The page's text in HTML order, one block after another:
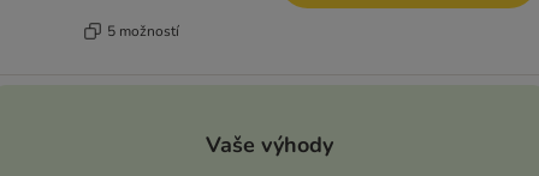
5 možností
Vaše výhody